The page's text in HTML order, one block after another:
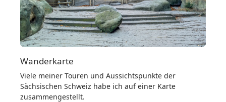
Wanderkarte
Viele meiner Touren und Aussichtspunkte der
Sächsischen Schweiz habe ich auf einer Karte
zusammengestellt.